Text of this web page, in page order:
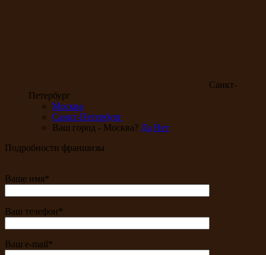
Санкт-
Петербург
Москва
Санкт-Петербург
Ваш город - Москва? Да Нет
Подробности франшизы
Ваше имя*
Ваш телефон*
Ваш e-mail*